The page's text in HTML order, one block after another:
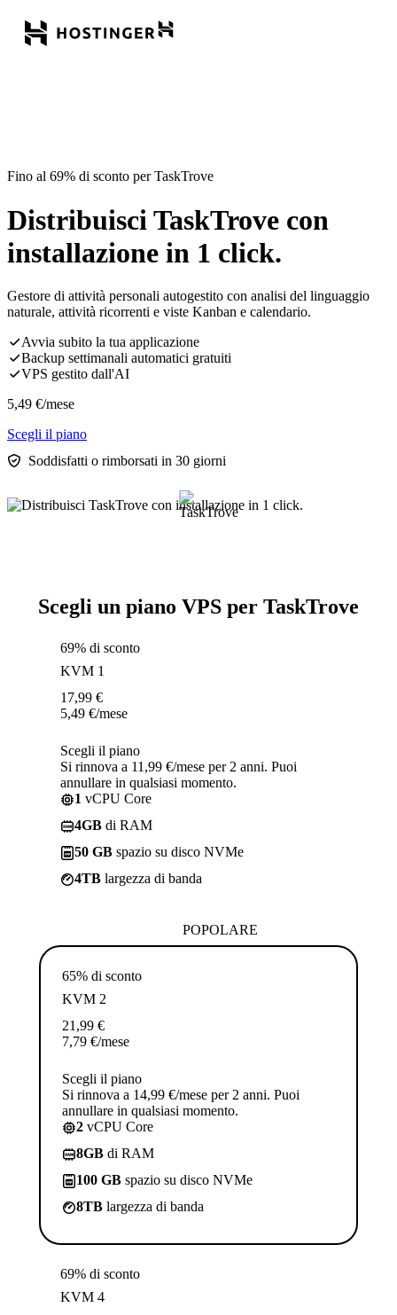
Fino al 69% di sconto per TaskTrove
Distribuisci TaskTrove con
installazione in 1 click.
Gestore di attività personali autogestito con analisi del linguaggio
naturale, attività ricorrenti e viste Kanban e calendario.
Avvia subito la tua applicazione
Backup settimanali automatici gratuiti
VPS gestito dall'AI
5,49 €/mese
Scegli il piano
Soddisfatti o rimborsati in 30 giorni
Scegli un piano VPS per TaskTrove
69% di sconto
KVM 1
17,99 €
5,49 €/mese
Scegli il piano
Si rinnova a 11,99 €/mese per 2 anni. Puoi
annullare in qualsiasi momento.
1 vCPU Core
4GB di RAM
50 GB spazio su disco NVMe
4TB largezza di banda
POPOLARE
65% di sconto
KVM 2
21,99 €
7,79 €/mese
Scegli il piano
Si rinnova a 14,99 €/mese per 2 anni. Puoi
annullare in qualsiasi momento.
2 vCPU Core
8GB di RAM
100 GB spazio su disco NVMe
8TB largezza di banda
69% di sconto
KVM 4